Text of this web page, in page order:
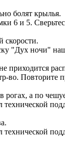
болят крылья.
6 и 5.
скорости.
"Дух ночи"
приходится
во. Повторите
а по
технической
технической